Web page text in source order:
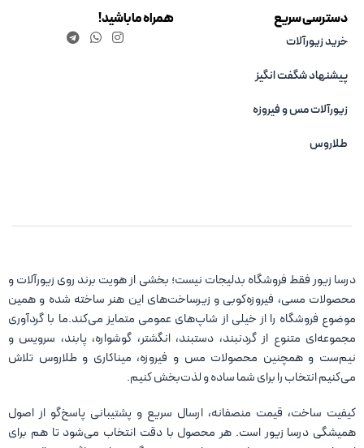
دسترسی سریع
خرید زیورآلات
پیشنهاد شگفت انگیز
زیورآلات مس و فیروزه‌
طلاروس
همراه ما باشید!
درسا زیور فقط فروشگاه بدلیجات نیست؛ بخشی از هویت برند روی زیورآلات و
محصولات مسی، فیروزه‌کوبی و زیرساخت‌های این هنر ساخته شده و همین
موضوع فروشگاه را از خیلی از شاپ‌های عمومی متمایز می‌کند.ما با گردآوری
مجموعه‌ای متنوع از گردنبند، دستبند، انگشتر، گوشواره، پابند، سرویس و
نیم‌ست و همچنین محصولات مس و فیروزه، میناکاری و طلاروس تلاش
می‌کنیم انتخاب را برای شما ساده و لذت‌بخش کنیم.
کیفیت ساخت، قیمت منصفانه، ارسال سریع و پشتیبانی پاسخ‌گو از اصول
همیشگی درسا زیور است. هر محصول با دقت انتخاب می‌شود تا هم برای